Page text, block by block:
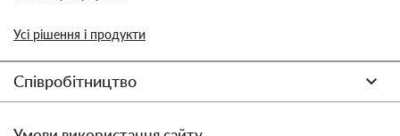
Усі рішення і продукти
Співробітництво